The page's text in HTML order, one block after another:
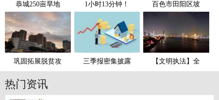
恭城250亩旱地 1小时13分钟！ 百色市田阳区坡
巩固拓展脱贫攻 三季报密集披露 【文明执法】全
热门资讯